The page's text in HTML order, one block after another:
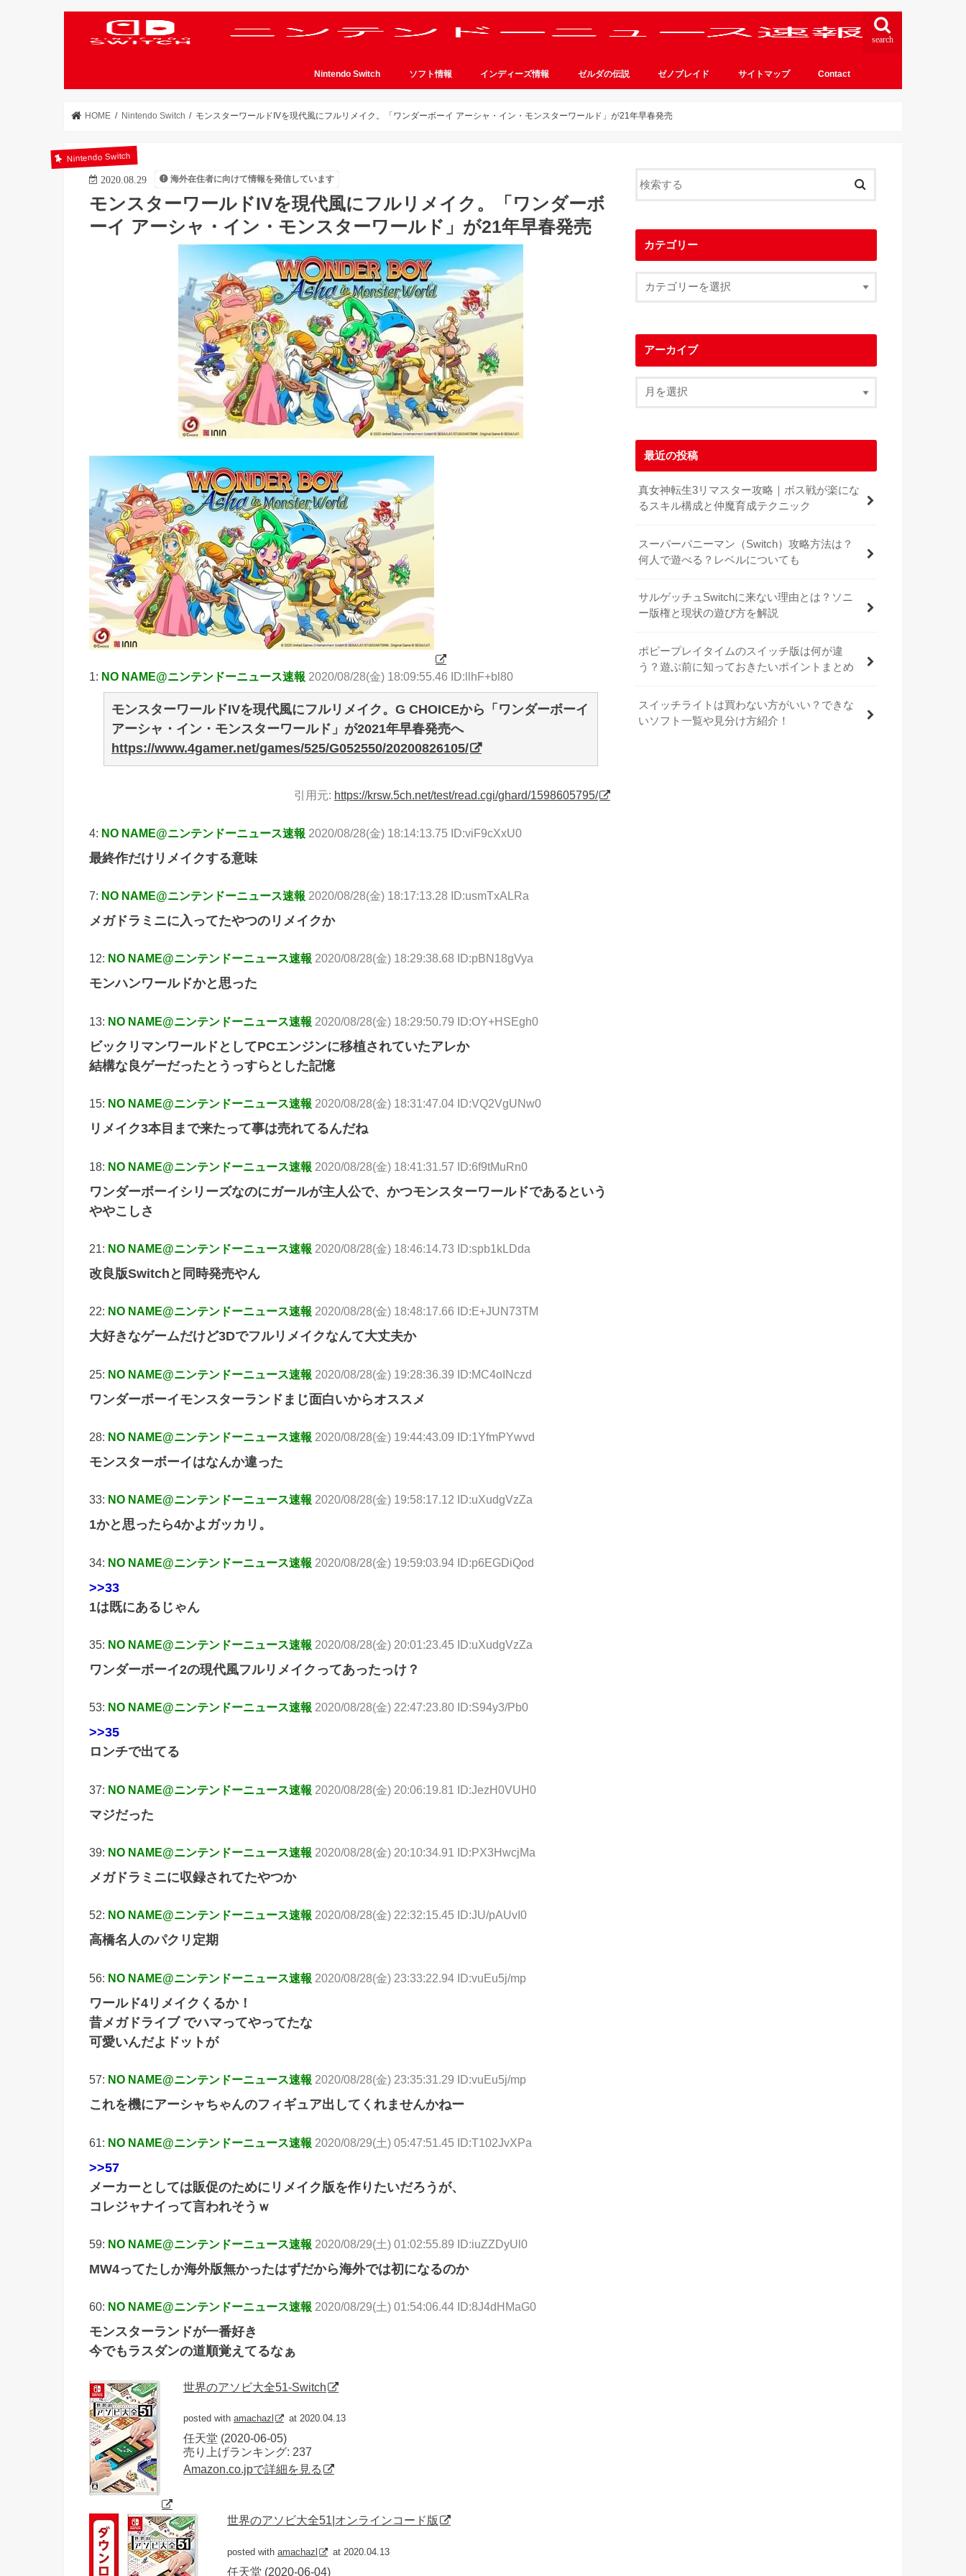
search
Nintendo Switch ソフト情報 インディーズ情報 ゼルダの伝説 ゼノブレイド サイトマップ Contact
HOME Nintendo Switch モンスターワールドIVを現代風にフルリメイク。「ワンダーボーイ アーシャ・イン・モンスターワールド」が21年早春発売
Nintendo Switch
2020.08.29 海外在住者に向けて情報を発信しています
モンスターワールドIVを現代風にフルリメイク。「ワンダーボ
ーイ アーシャ・イン・モンスターワールド」が21年早春発売
1: NO NAME@ニンテンドーニュース速報 2020/08/28(金) 18:09:55.46 ID:llhF+bl80
モンスターワールドIVを現代風にフルリメイク。G CHOICEから「ワンダーボーイ
アーシャ・イン・モンスターワールド」が2021年早春発売へ
https://www.4gamer.net/games/525/G052550/20200826105/
引用元: https://krsw.5ch.net/test/read.cgi/ghard/1598605795/
4: NO NAME@ニンテンドーニュース速報 2020/08/28(金) 18:14:13.75 ID:viF9cXxU0
最終作だけリメイクする意味
7: NO NAME@ニンテンドーニュース速報 2020/08/28(金) 18:17:13.28 ID:usmTxALRa
メガドラミニに入ってたやつのリメイクか
12: NO NAME@ニンテンドーニュース速報 2020/08/28(金) 18:29:38.68 ID:pBN18gVya
モンハンワールドかと思った
13: NO NAME@ニンテンドーニュース速報 2020/08/28(金) 18:29:50.79 ID:OY+HSEgh0
ビックリマンワールドとしてPCエンジンに移植されていたアレか
結構な良ゲーだったとうっすらとした記憶
15: NO NAME@ニンテンドーニュース速報 2020/08/28(金) 18:31:47.04 ID:VQ2VgUNw0
リメイク3本目まで来たって事は売れてるんだね
18: NO NAME@ニンテンドーニュース速報 2020/08/28(金) 18:41:31.57 ID:6f9tMuRn0
ワンダーボーイシリーズなのにガールが主人公で、かつモンスターワールドであるという
ややこしさ
21: NO NAME@ニンテンドーニュース速報 2020/08/28(金) 18:46:14.73 ID:spb1kLDda
改良版Switchと同時発売やん
22: NO NAME@ニンテンドーニュース速報 2020/08/28(金) 18:48:17.66 ID:E+JUN73TM
大好きなゲームだけど3Dでフルリメイクなんて大丈夫か
25: NO NAME@ニンテンドーニュース速報 2020/08/28(金) 19:28:36.39 ID:MC4oINczd
ワンダーボーイモンスターランドまじ面白いからオススメ
28: NO NAME@ニンテンドーニュース速報 2020/08/28(金) 19:44:43.09 ID:1YfmPYwvd
モンスターボーイはなんか違った
33: NO NAME@ニンテンドーニュース速報 2020/08/28(金) 19:58:17.12 ID:uXudgVzZa
1かと思ったら4かよガッカリ。
34: NO NAME@ニンテンドーニュース速報 2020/08/28(金) 19:59:03.94 ID:p6EGDiQod
>>33
1は既にあるじゃん
35: NO NAME@ニンテンドーニュース速報 2020/08/28(金) 20:01:23.45 ID:uXudgVzZa
ワンダーボーイ2の現代風フルリメイクってあったっけ？
53: NO NAME@ニンテンドーニュース速報 2020/08/28(金) 22:47:23.80 ID:S94y3/Pb0
>>35
ロンチで出てる
37: NO NAME@ニンテンドーニュース速報 2020/08/28(金) 20:06:19.81 ID:JezH0VUH0
マジだった
39: NO NAME@ニンテンドーニュース速報 2020/08/28(金) 20:10:34.91 ID:PX3HwcjMa
メガドラミニに収録されてたやつか
52: NO NAME@ニンテンドーニュース速報 2020/08/28(金) 22:32:15.45 ID:JU/pAUvI0
高橋名人のパクリ定期
56: NO NAME@ニンテンドーニュース速報 2020/08/28(金) 23:33:22.94 ID:vuEu5j/mp
ワールド4リメイクくるか！
昔メガドライブ でハマってやってたな
可愛いんだよドットが
57: NO NAME@ニンテンドーニュース速報 2020/08/28(金) 23:35:31.29 ID:vuEu5j/mp
これを機にアーシャちゃんのフィギュア出してくれませんかねー
61: NO NAME@ニンテンドーニュース速報 2020/08/29(土) 05:47:51.45 ID:T102JvXPa
>>57
メーカーとしては販促のためにリメイク版を作りたいだろうが、
コレジャナイって言われそうｗ
59: NO NAME@ニンテンドーニュース速報 2020/08/29(土) 01:02:55.89 ID:iuZZDyUl0
MW4ってたしか海外版無かったはずだから海外では初になるのか
60: NO NAME@ニンテンドーニュース速報 2020/08/29(土) 01:54:06.44 ID:8J4dHMaG0
モンスターランドが一番好き
今でもラスダンの道順覚えてるなぁ
世界のアソビ大全51-Switch
posted with amachazl at 2020.04.13
任天堂 (2020-06-05)
売り上げランキング: 237
Amazon.co.jpで詳細を見る
世界のアソビ大全51|オンラインコード版
posted with amachazl at 2020.04.13
任天堂 (2020-06-04)
カテゴリー
アーカイブ
最近の投稿
真女神転生3リマスター攻略｜ボス戦が楽にな
るスキル構成と仲魔育成テクニック
スーパーバニーマン（Switch）攻略方法は？
何人で遊べる？レベルについても
サルゲッチュSwitchに来ない理由とは？ソニ
ー版権と現状の遊び方を解説
ポピープレイタイムのスイッチ版は何が違
う？遊ぶ前に知っておきたいポイントまとめ
スイッチライトは買わない方がいい？できな
いソフト一覧や見分け方紹介！